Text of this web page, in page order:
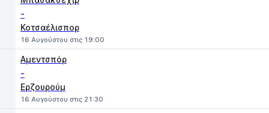
-
Κοτσαέλισπορ
16 Αυγούστου στις 19:00
Αμεντσπόρ
-
Ερζουρούμ
16 Αυγούστου στις 21:30